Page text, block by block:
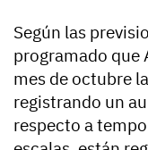
Según las
programado que
mes de octubre
registrando un
respecto a